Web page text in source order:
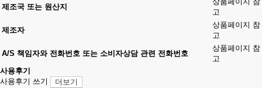
제조국 또는 원산지
고
제조자
상품페이지 참
고
A/S 책임자와 전화번호 또는 소비자상담 관련 전화번호
상품페이지 참
고
사용후기
사용후기 쓰기
더보기